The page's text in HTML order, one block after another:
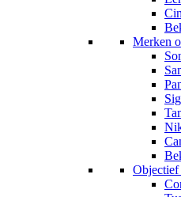
Merken
Objectief